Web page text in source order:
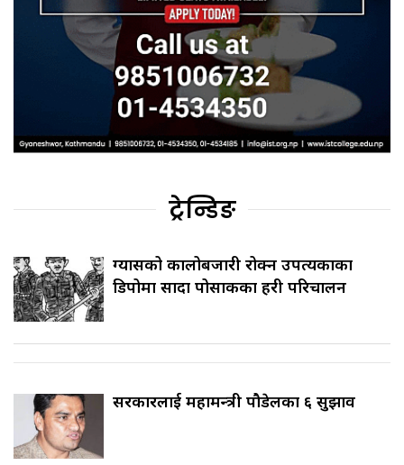
ट्रेन्डिङ
ग्यासको कालोबजारी रोक्न उपत्यकाका
डिपोमा सादा पोसाकका प्रहरी परिचालन
सरकारलाई महामन्त्री पौडेलका ६ सुझाव